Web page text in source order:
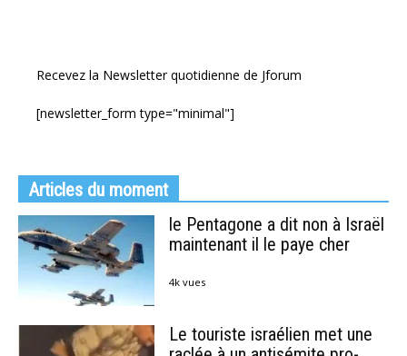
Recevez la Newsletter quotidienne de Jforum
[newsletter_form type="minimal"]
Articles du moment
le Pentagone a dit non à Israël
maintenant il le paye cher
4k vues
Le touriste israélien met une